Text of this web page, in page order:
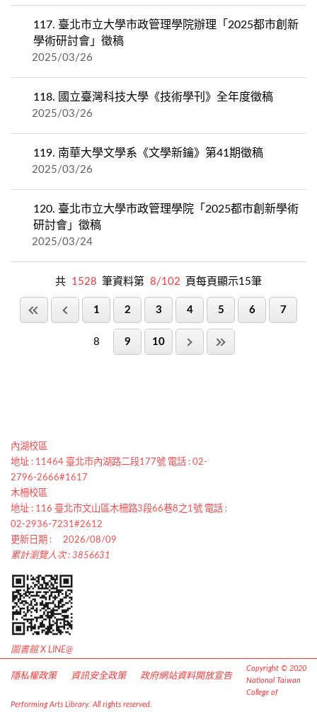
117. 臺北市立大學市政管理學院辦理「2025都市創新
學術研討會」徵稿
2025/03/26
118. 國立臺灣科技大學《技術學刊》全年度徵稿
2025/03/26
119. 南華大學文學系《文學新鑰》第41期徵稿
2025/03/26
120. 臺北市立大學市政管理學院「2025都市創新學術
研討會」徵稿
2025/03/24
共 1528 筆資料第 8/102 頁每頁顯示15筆
1 2 3 4 5 6 7
8 9 10
內湖校區
地址 : 11464 臺北市內湖路二段177號 電話 : 02-
2796-2666#1617
木柵校區
地址 : 116 臺北市文山區木柵路3段66巷8之1號 電話 :
02-2936-7231#2612
更新日期 :
2026/08/09
累計瀏覽人次 : 3856631
圖書館 X LINE@
隱私權政策 資訊安全政策 政府網站資料開放宣告
Copyright © 2020
National Taiwan
College of
Performing Arts Library. All rights reserved.